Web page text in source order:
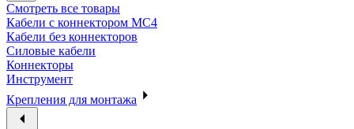
Смотреть все товары
Кабели с коннектором МС4
Кабели без коннекторов
Силовые кабели
Коннекторы
Инструмент
Крепления для монтажа